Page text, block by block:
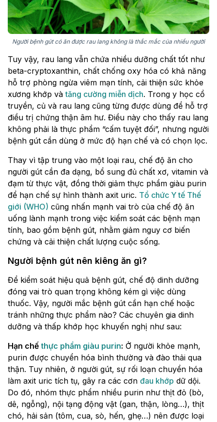
Người bệnh gút có ăn được rau lang không là thắc mắc của nhiều người
Tuy vậy, rau lang vẫn chứa nhiều dưỡng chất tốt như
beta-cryptoxanthin, chất chống oxy hóa có khả năng
hỗ trợ phòng ngừa viêm mạn tính, cải thiện sức khỏe
xương khớp vàtăng cường miễn dịch. Trong y học cổ
truyền, củ và rau lang cũng từng được dùng để hỗ trợ
điều trị chứng thận âm hư. Điều này cho thấy rau lang
không phải là thực phẩm “cấm tuyệt đối”, nhưng người
bệnh gút cần dùng ở mức độ hạn chế và có chọn lọc.
Thay vì tập trung vào một loại rau, chế độ ăn cho
người gút cần đa dạng, bổ sung đủ chất xơ, vitamin và
đạm từ thực vật, đồng thời giảm thực phẩm giàu purin
để hạn chế sự hình thành axit uric. Tổ chức Y tế Thế
giới (WHO) cũng nhấn mạnh vai trò của chế độ ăn
uống lành mạnh trong việc kiểm soát các bệnh mạn
tính, bao gồm bệnh gút, nhằm giảm nguy cơ biến
chứng và cải thiện chất lượng cuộc sống.
Người bệnh gút nên kiêng ăn gì?
Để kiểm soát hiệu quả bệnh gút, chế độ dinh dưỡng
đóng vai trò quan trọng không kém gì việc dùng
thuốc. Vậy, người mắc bệnh gút cần hạn chế hoặc
tránh những thực phẩm nào? Các chuyên gia dinh
dưỡng và thấp khớp học khuyến nghị như sau:
Hạn chế thực phẩm giàu purin: Ở người khỏe mạnh,
purin được chuyển hóa bình thường và đào thải qua
thận. Tuy nhiên, ở người gút, sự rối loạn chuyển hóa
làm axit uric tích tụ, gây ra các cơn đau khớp dữ dội.
Do đó, nhóm thực phẩm nhiều purin như thịt đỏ (bò,
dê, ngỗng), nội tạng động vật (gan, thận, lòng…), thịt
chó, hải sản (tôm, cua, sò, hến, ghẹ…) nên được loại